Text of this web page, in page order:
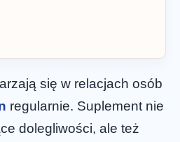
się w relacjach osób
regularnie. Suplement nie
dolegliwości, ale też